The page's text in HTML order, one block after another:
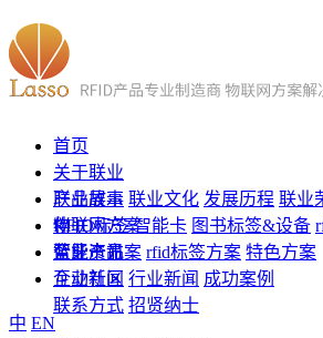
首页
关于联业
联业故事 联业文化 发展历程 联业
伴
产品展示
RFID标签 智能卡 图书标签&设备
蓝牙产品
物联网方案
智能卡方案 rfid标签方案 特色方案
企业资讯
企业新闻 行业新闻 成功案例
互动社区
联系方式 招贤纳士
中 EN